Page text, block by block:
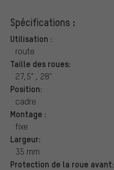
Spécifications :
Utilisation :
route
Taille des roues:
27,5" , 28"
Position:
cadre
Montage :
fixe
Largeur:
35 mm
Protection de la roue avant: